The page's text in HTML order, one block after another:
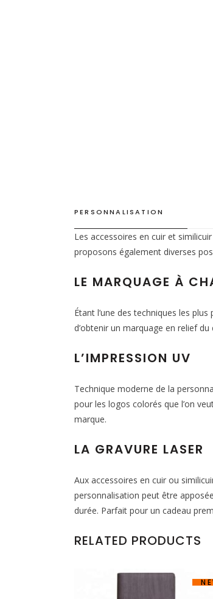
PERSONNALISATION
Les accessoires en cuir et
proposons également diverses
LE MARQUAGE À
Étant l’une des techniques les
d’obtenir un marquage en relief
L’IMPRESSION UV
Technique moderne de la
pour les logos colorés que l’on
marque.
LA GRAVURE LASER
Aux accessoires en cuir ou
personnalisation peut être
durée. Parfait pour un cadeau
RELATED PRODUCTS